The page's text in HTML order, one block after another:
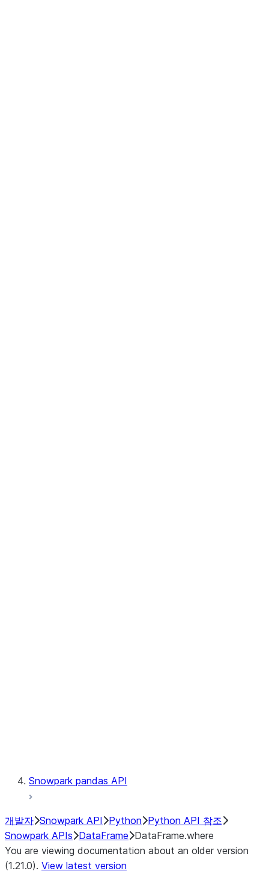
Snowpark pandas API
개발자 Snowpark API Python Python API 참조
Snowpark APIs DataFrame DataFrame.where
You are viewing documentation about an older version
(1.21.0). View latest version